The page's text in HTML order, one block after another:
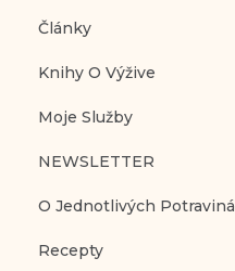
Články
Knihy O Výžive
Moje Služby
NEWSLETTER
O Jednotlivých
Recepty